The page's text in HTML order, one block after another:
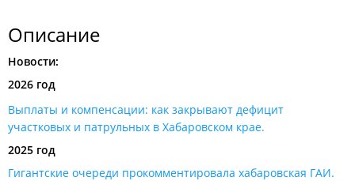
Описание
Новости:
2026 год
Выплаты и компенсации: как закрывают дефицит
участковых и патрульных в Хабаровском крае​.
2025 год
Гигантские очереди прокомментировала хабаровская ГАИ​.